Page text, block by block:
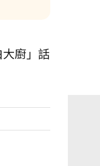
廚」話